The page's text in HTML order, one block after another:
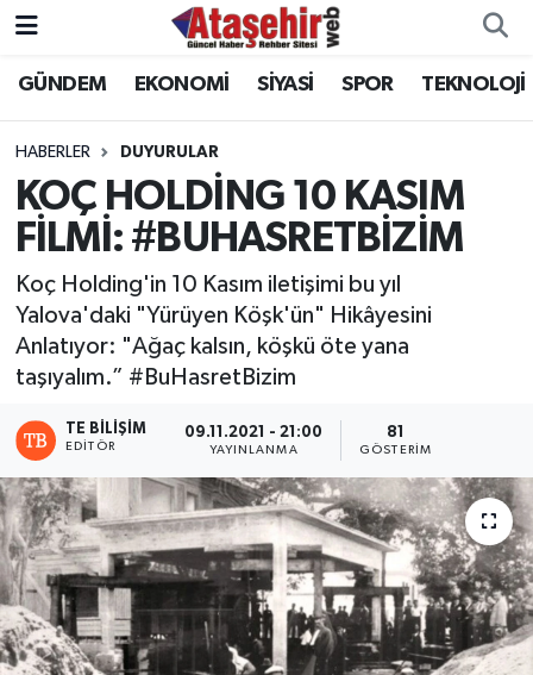
GÜNDEM EKONOMİ SİYASİ SPOR TEKNOLOJİ
HABERLER DUYURULAR
KOÇ HOLDİNG 10 KASIM
FİLMİ: #BUHASRETBİZİM
Koç Holding'in 10 Kasım iletişimi bu yıl
Yalova'daki "Yürüyen Köşk'ün" Hikâyesini
Anlatıyor: "Ağaç kalsın, köşkü öte yana
taşıyalım.” #BuHasretBizim
TE BILIŞIM
EDITÖR
09.11.2021 - 21:00
YAYINLANMA
81
GÖSTERIM
Hava Durumu
Trafik Durumu
Süper Lig Puan Durumu ve Fikstür
Tüm Manşetler
Son Dakika Haberleri